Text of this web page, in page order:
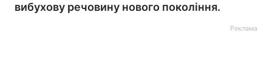
вибухову речовину нового покоління.
Реклама